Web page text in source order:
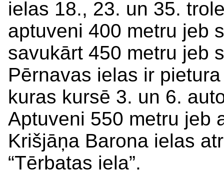
ielas 18., 23. un 35.
aptuveni 400 metru jeb
savukārt 450 metru jeb
Pērnavas ielas ir
kuras kursē 3. un 6.
Aptuveni 550 metru jeb
Krišjāņa Barona ielas
“Tērbatas iela”.